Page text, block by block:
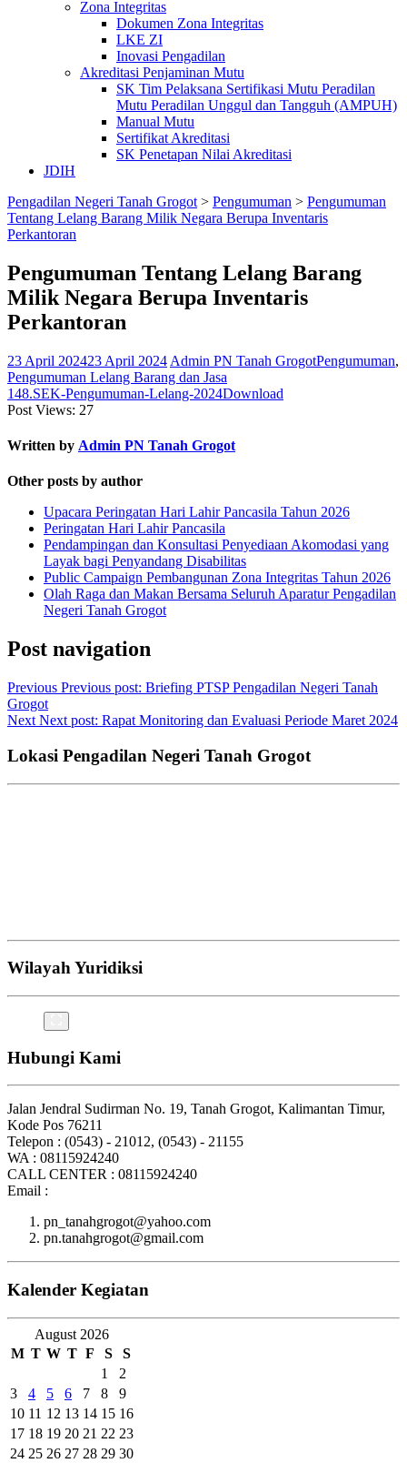
Zona Integritas
Dokumen Zona Integritas
LKE ZI
Inovasi Pengadilan
Akreditasi Penjaminan Mutu
SK Tim Pelaksana Sertifikasi Mutu Peradilan
Mutu Peradilan Unggul dan Tangguh (AMPUH)
Manual Mutu
Sertifikat Akreditasi
SK Penetapan Nilai Akreditasi
JDIH
Pengadilan Negeri Tanah Grogot > Pengumuman > Pengumuman
Tentang Lelang Barang Milik Negara Berupa Inventaris
Perkantoran
Pengumuman Tentang Lelang Barang
Milik Negara Berupa Inventaris
Perkantoran
23 April 202423 April 2024 Admin PN Tanah GrogotPengumuman,
Pengumuman Lelang Barang dan Jasa
148.SEK-Pengumuman-Lelang-2024Download
Post Views: 27
Written by Admin PN Tanah Grogot
Other posts by author
Upacara Peringatan Hari Lahir Pancasila Tahun 2026
Peringatan Hari Lahir Pancasila
Pendampingan dan Konsultasi Penyediaan Akomodasi yang
Layak bagi Penyandang Disabilitas
Public Campaign Pembangunan Zona Integritas Tahun 2026
Olah Raga dan Makan Bersama Seluruh Aparatur Pengadilan
Negeri Tanah Grogot
Post navigation
Previous Previous post: Briefing PTSP Pengadilan Negeri Tanah
Grogot
Next Next post: Rapat Monitoring dan Evaluasi Periode Maret 2024
Lokasi Pengadilan Negeri Tanah Grogot
Wilayah Yuridiksi
Hubungi Kami
Jalan Jendral Sudirman No. 19, Tanah Grogot, Kalimantan Timur,
Kode Pos 76211
Telepon : (0543) - 21012, (0543) - 21155
WA : 08115924240
CALL CENTER : 08115924240
Email :
pn_tanahgrogot@yahoo.com
pn.tanahgrogot@gmail.com
Kalender Kegiatan
August 2026
M T W T F S
S
1
2
3
4 5 6 7 8
9
10 11 12 13 14 15 16
17 18 19 20 21 22 23
24 25 26 27 28 29 30